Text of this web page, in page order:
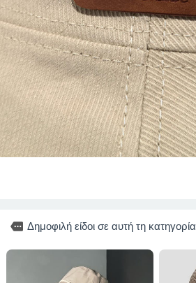
more Δημοφιλή είδοι σε αυτή τη κατηγορία